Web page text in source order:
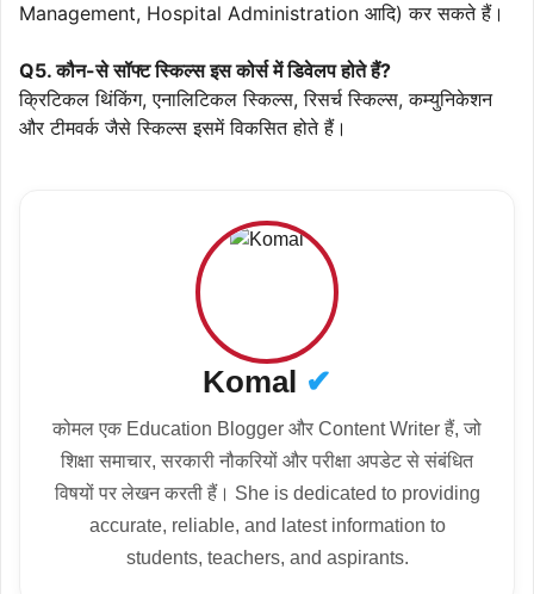
Management, Hospital Administration आदि) कर सकते हैं।
Q5. कौन-से सॉफ्ट स्किल्स इस कोर्स में डिवेलप होते हैं?
क्रिटिकल थिंकिंग, एनालिटिकल स्किल्स, रिसर्च स्किल्स, कम्युनिकेशन
और टीमवर्क जैसे स्किल्स इसमें विकसित होते हैं।
Komal ✔
कोमल एक Education Blogger और Content Writer हैं, जो
शिक्षा समाचार, सरकारी नौकरियों और परीक्षा अपडेट से संबंधित
विषयों पर लेखन करती हैं। She is dedicated to providing
accurate, reliable, and latest information to
students, teachers, and aspirants.